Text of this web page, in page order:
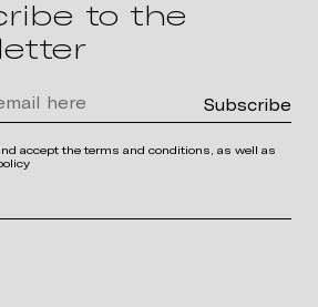
to the
accept the terms and conditions, as well as